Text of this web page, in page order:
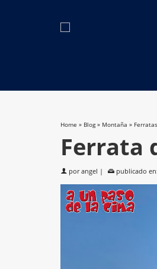
Home » Blog » Montaña » Ferratas
Ferrata
porangel | publicado en: